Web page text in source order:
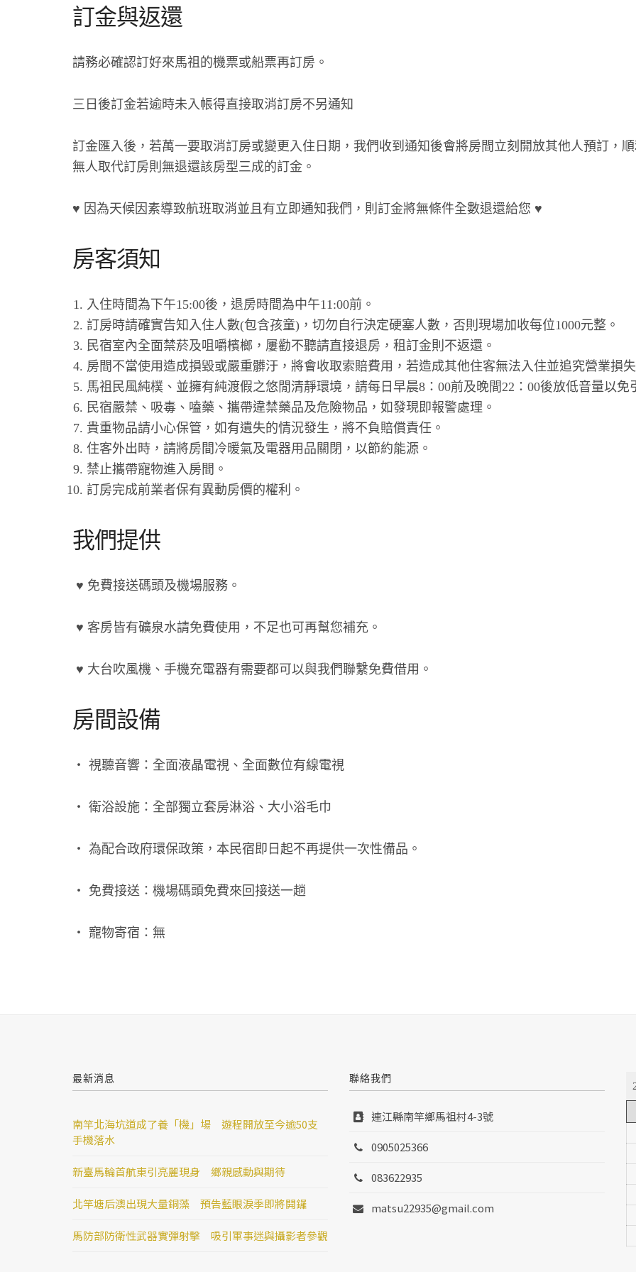
訂金與返還
請務必確認訂好來馬祖的機票或船票再訂房。
三日後訂金若逾時未入帳得直接取消訂房不另通知
訂金匯入後，若萬一要取消訂房或變更入住日期，我們收到通知後會將房間立刻開放其他人預訂，
無人取代訂房則無退還該房型三成的訂金。
♥ 因為天候因素導致航班取消並且有立即通知我們，則訂金將無條件全數退還給您 ♥
房客須知
入住時間為下午15:00後，退房時間為中午11:00前。
訂房時請確實告知入住人數(包含孩童)，切勿自行決定硬塞人數，否則現場加收每位1000元整。
民宿室內全面禁菸及咀嚼檳榔，屢勸不聽請直接退房，租訂金則不返還。
房間不當使用造成損毀或嚴重髒汙，將會收取索賠費用，若造成其他住客無法入住並追究營業損失
馬祖民風純樸、並擁有純渡假之悠閒清靜環境，請每日早晨8：00前及晚間22：00後放低音量以免
民宿嚴禁、吸毒、嗑藥、攜帶違禁藥品及危險物品，如發現即報警處理。
貴重物品請小心保管，如有遺失的情況發生，將不負賠償責任。
住客外出時，請將房間冷暖氣及電器用品關閉，以節約能源。
禁止攜帶寵物進入房間。
訂房完成前業者保有異動房價的權利。
我們提供
♥ 免費接送碼頭及機場服務。
♥ 客房皆有礦泉水請免費使用，不足也可再幫您補充。
♥ 大台吹風機、手機充電器有需要都可以與我們聯繫免費借用。
房間設備
‧ 視聽音響：全面液晶電視、全面數位有線電視
‧ 衛浴設施：全部獨立套房淋浴、大小浴毛巾
‧ 為配合政府環保政策，本民宿即日起不再提供一次性備品。
‧ 免費接送：機場碼頭免費來回接送一趟
‧ 寵物寄宿：無
最新消息
南竿北海坑道成了養「機」場 遊程開放至今逾50支
手機落水
新臺馬輪首航東引亮麗現身 鄉親感動與期待
北竿塘后澳出現大量銅藻 預告藍眼淚季即將開鑼
馬防部防衛性武器實彈射擊 吸引軍事迷與攝影者參觀
聯絡我們
連江縣南竿鄉馬祖村4-3號
0905025366
083622935
matsu22935@gmail.com